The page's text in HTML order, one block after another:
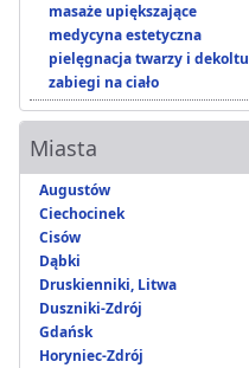
masaże upiększające
medycyna estetyczna
pielęgnacja twarzy i dekoltu
zabiegi na ciało
Miasta
Augustów
Ciechocinek
Cisów
Dąbki
Druskienniki, Litwa
Duszniki-Zdrój
Gdańsk
Horyniec-Zdrój